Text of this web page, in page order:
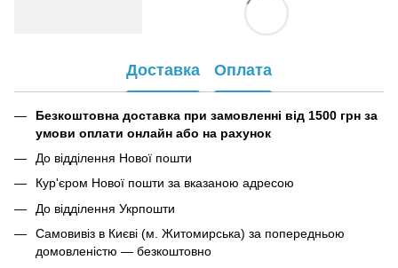
Доставка Оплата
Безкоштовна доставка при замовленні від 1500 грн за
умови оплати онлайн або на рахунок
До відділення Нової пошти
Кур'єром Нової пошти за вказаною адресою
До відділення Укрпошти
Самовивіз в Києві (м. Житомирська) за попередньою
домовленістю — безкоштовно